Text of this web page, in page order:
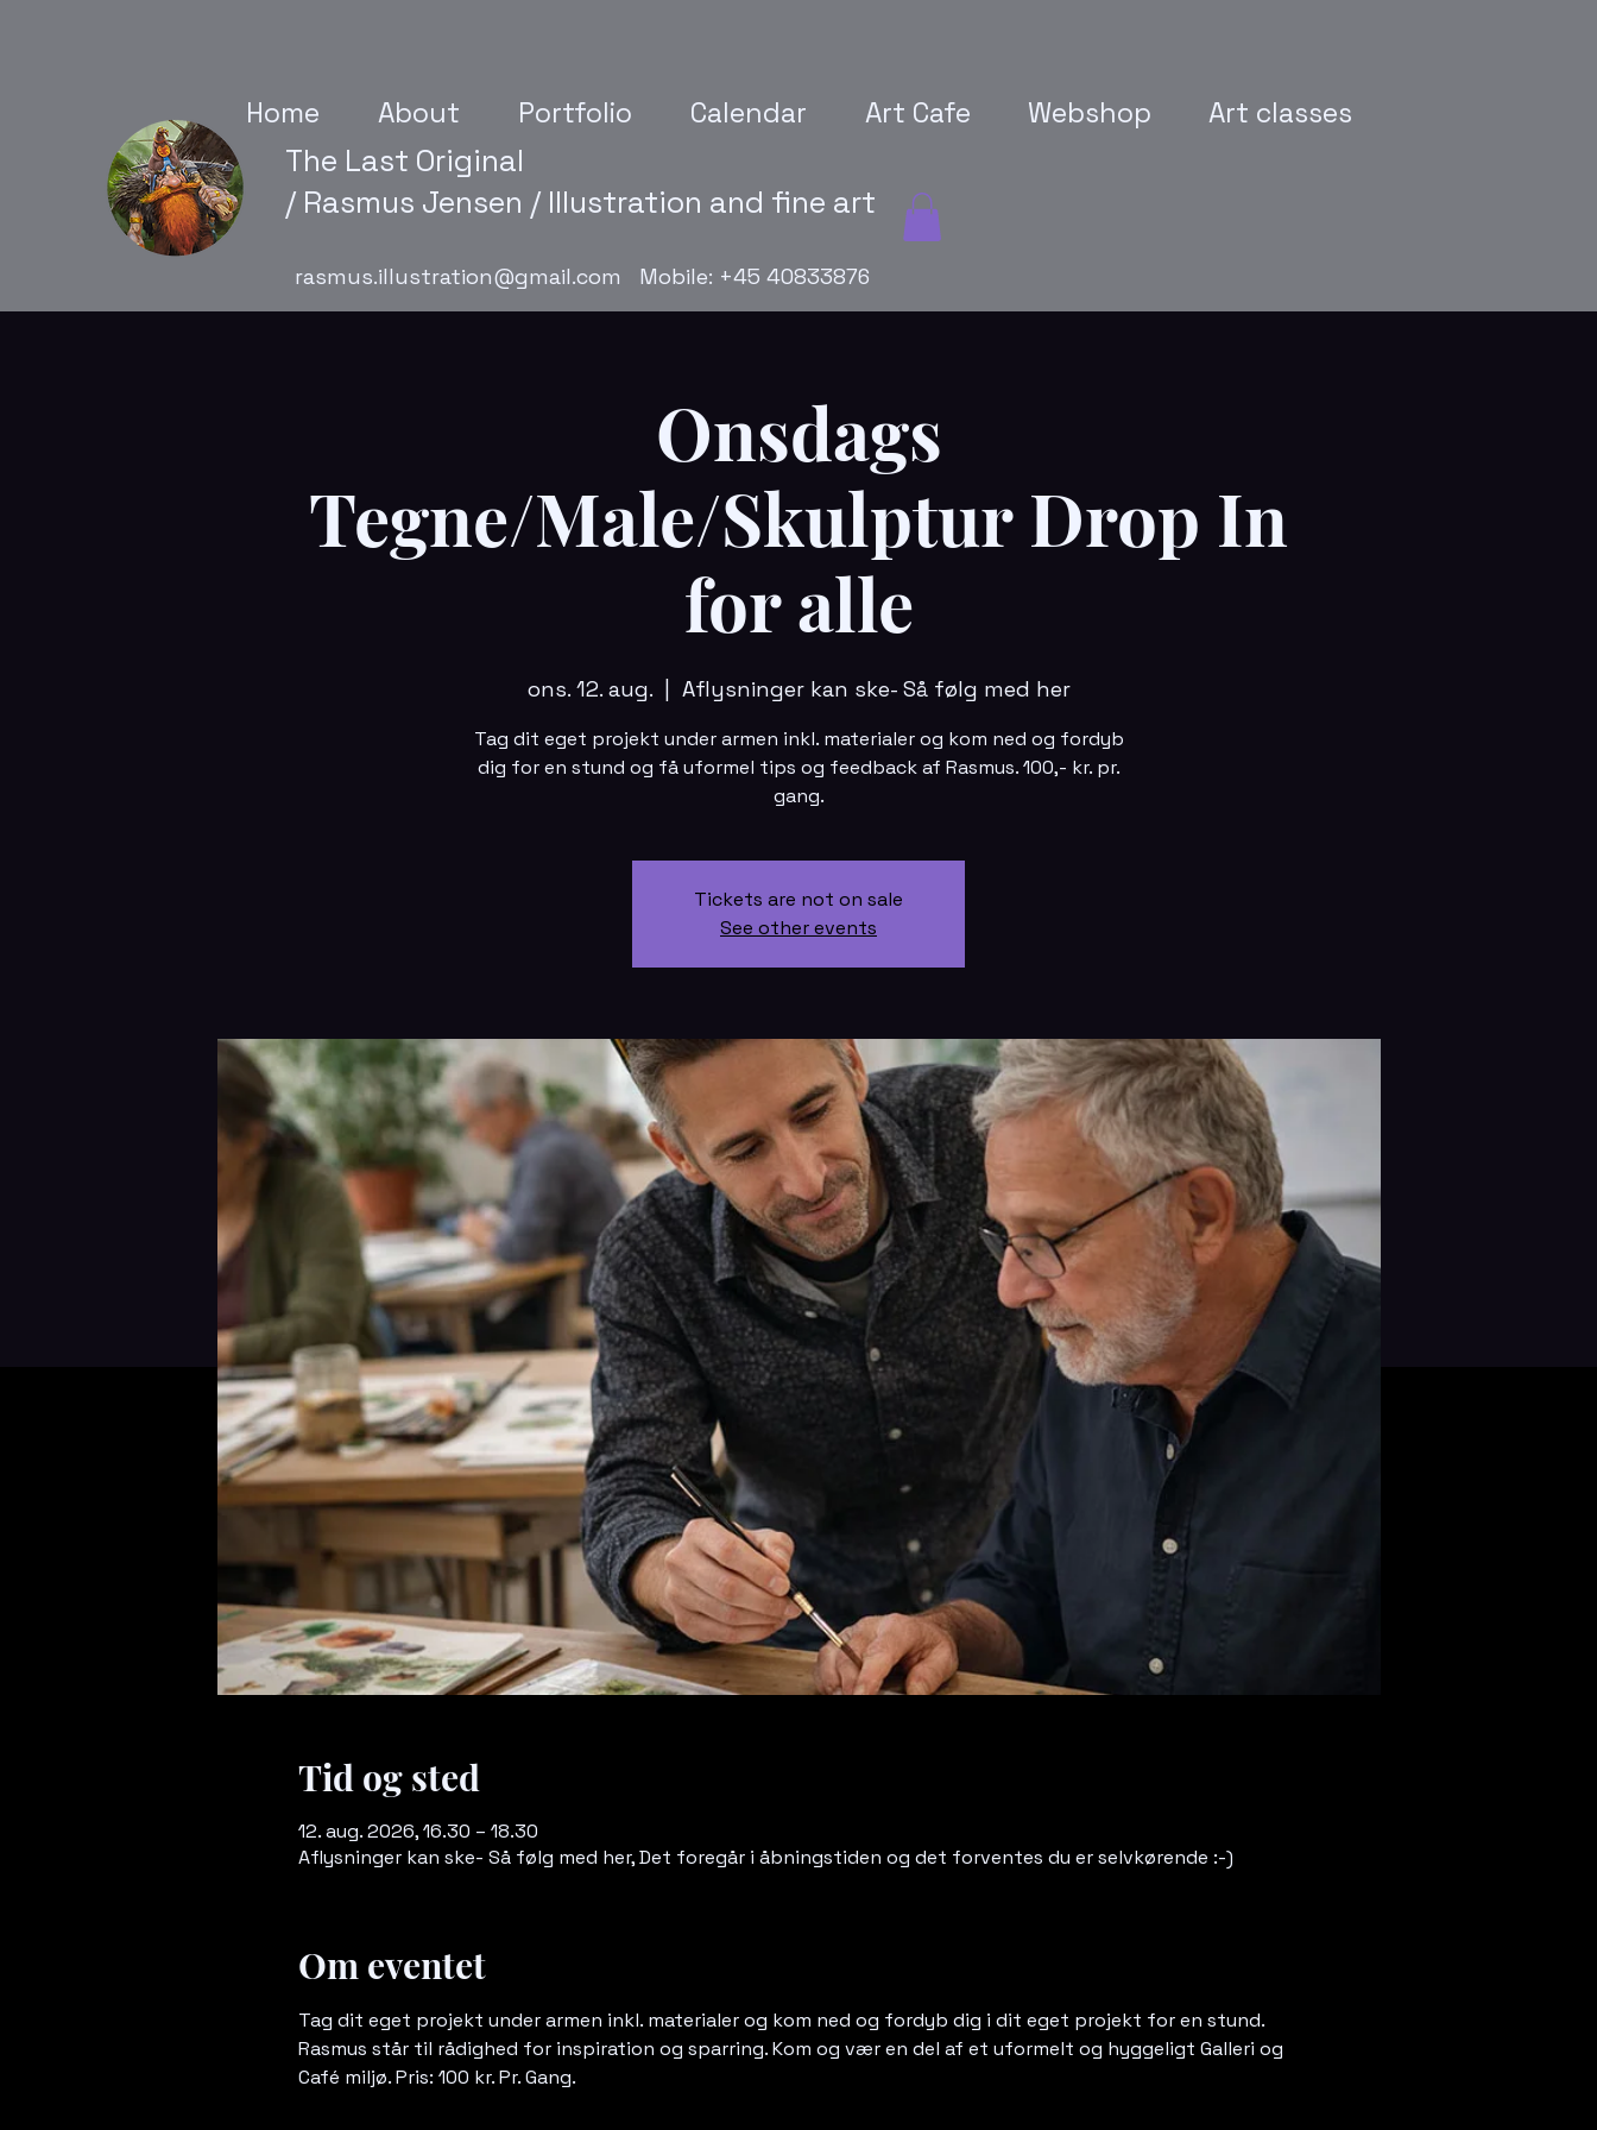
The Last Original
/ Rasmus Jensen / Illustration and fine art
rasmus.illustration@gmail.com Mobile: +45 40833876
Home About Portfolio Calendar Art Cafe Webshop Art classes
Onsdags
Tegne/Male/Skulptur Drop In
for alle
ons. 12. aug.
  |
Aflysninger kan ske- Så følg med her
Tag dit eget projekt under armen inkl. materialer og kom ned og fordyb
dig for en stund og få uformel tips og feedback af Rasmus. 100,- kr. pr.
gang.
Tickets are not on sale
See other events
Tid og sted
12. aug. 2026, 16.30 – 18.30
Aflysninger kan ske- Så følg med her, Det foregår i åbningstiden og det forventes du er selvkørende :-)
Om eventet
Tag dit eget projekt under armen inkl. materialer og kom ned og fordyb dig i dit eget projekt for en stund.
Rasmus står til rådighed for inspiration og sparring. Kom og vær en del af et uformelt og hyggeligt Galleri og
Café miljø. Pris: 100 kr. Pr. Gang.